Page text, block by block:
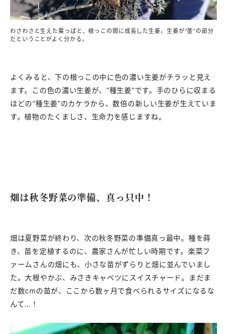
わさわさと生えた葉っぱと、根っこの間に成長した生姜。生姜が“茎”の部分
だということがよく分かる。
よくみると、下の根っこの中に色の濃い生姜がチラッと見え
ます。この色の濃い生姜が、“種生姜”です。手のひらに収まる
ほどの“種生姜”のカケラから、数倍の新しい生姜が生えていま
す。植物のたくましさ、生命力を感じますね。
畑は秋冬野菜の準備、真っ只中！
畑は夏野菜が終わり、次の秋冬野菜の準備真っ最中。種を蒔
き、苗を定植するのに、農家さんが忙しい時期です。楽菜フ
ァームさんの畑にも、小さな苗がずらりと畑に並んでいまし
た。大根やかぶ、みさきキャベツにスイスチャード。まだま
だ数cmの苗が、ここから数ヶ月で食べられるサイズになるな
んて…！